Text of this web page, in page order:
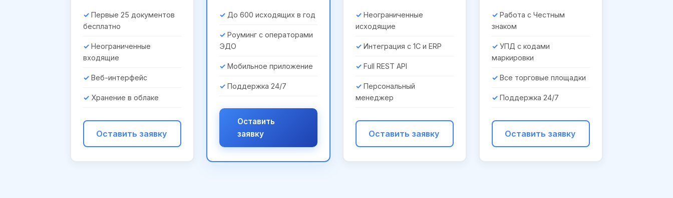
Первые 25 документов
бесплатно
Неограниченные
входящие
Веб-интерфейс
Хранение в облаке
Оставить заявку
До 600 исходящих в год
Роуминг с операторами
ЭДО
Мобильное приложение
Поддержка 24/7
Оставить
заявку
Неограниченные
исходящие
Интеграция с 1С и ERP
Full REST API
Персональный
менеджер
Оставить заявку
Работа с Честным
знаком
УПД с кодами
маркировки
Все торговые площадки
Поддержка 24/7
Оставить заявку